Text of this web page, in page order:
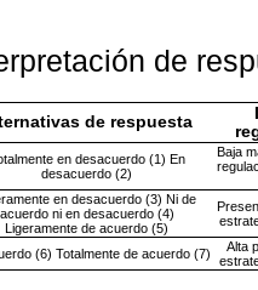
de
de respuesta
en desacuerdo (1) En
desacuerdo (2)
Baja
en desacuerdo (3) Ni de
acuerdo ni en desacuerdo (4)
Ligeramente de acuerdo (5)
(6) Totalmente de acuerdo (7)
Alta